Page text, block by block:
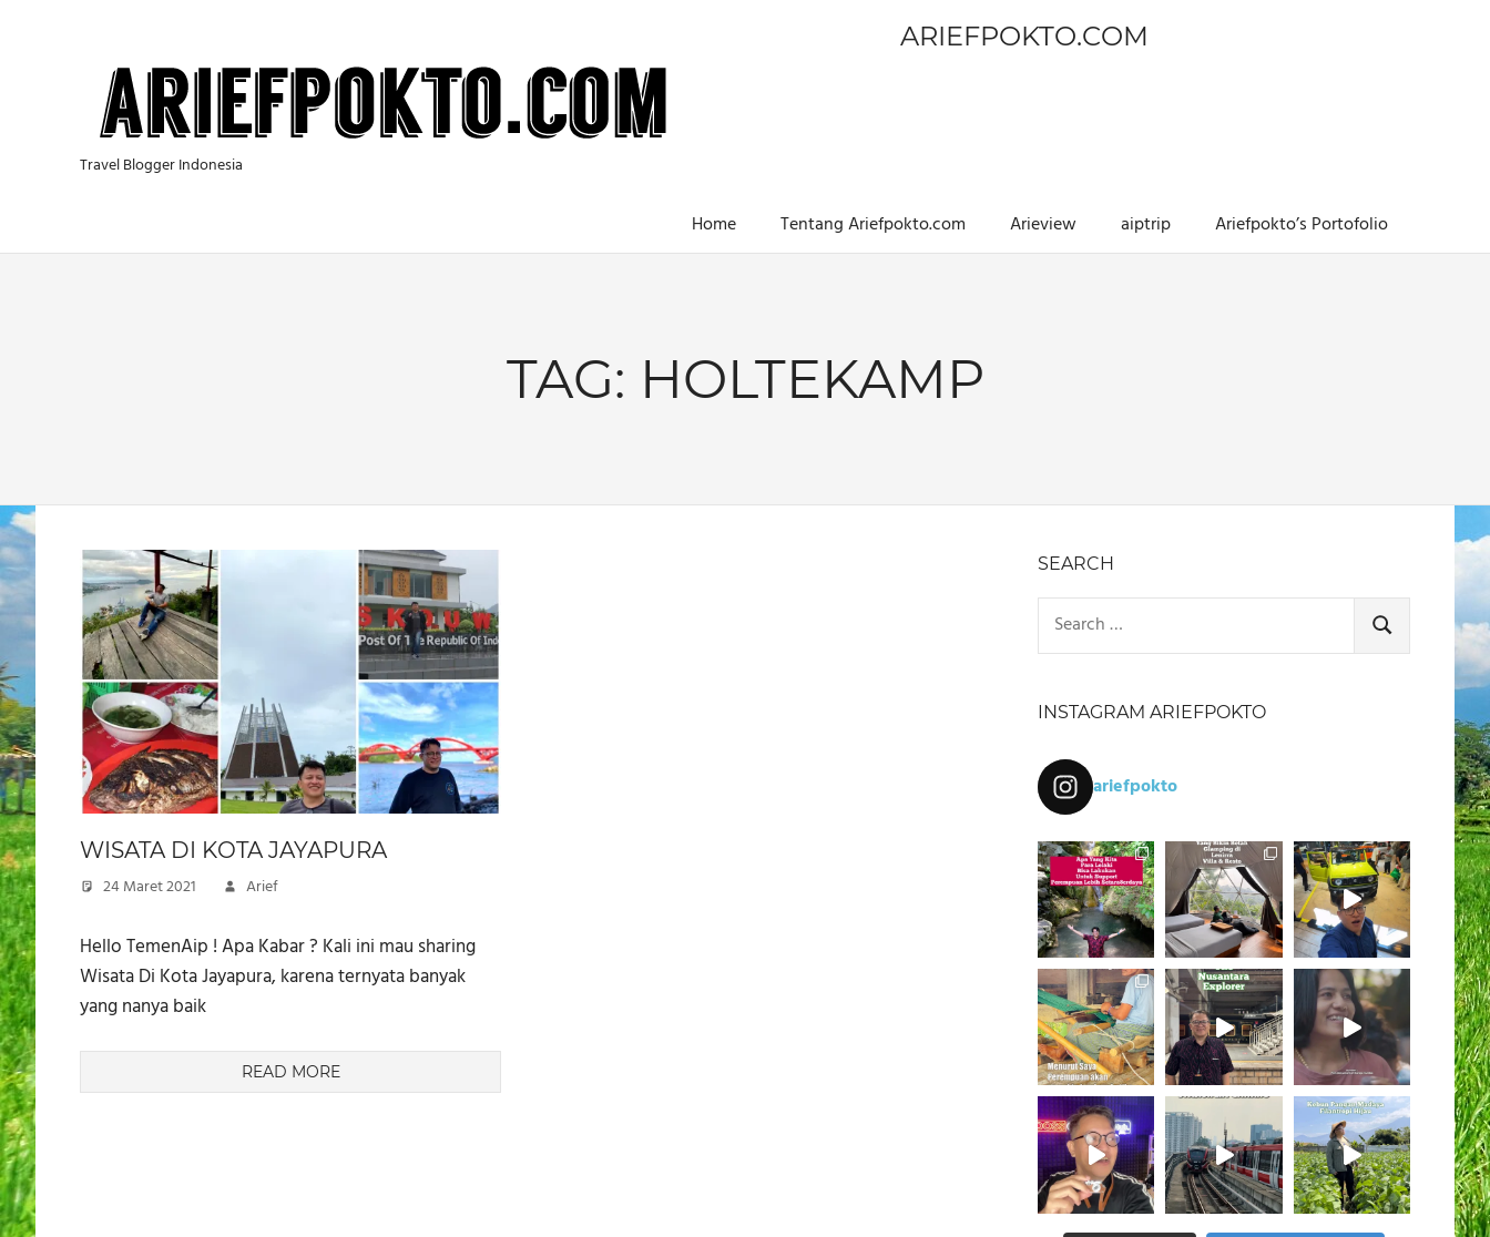
ARIEFPOKTO.COM
Travel Blogger Indonesia
Home Tentang Ariefpokto.com Arieview aiptrip Ariefpokto’s Portofolio
TAG: HOLTEKAMP
WISATA DI KOTA JAYAPURA
24 Maret 2021 Arief
Hello TemenAip ! Apa Kabar ? Kali ini mau sharing
Wisata Di Kota Jayapura, karena ternyata banyak
yang nanya baik
READ MORE
SEARCH
Search
for:
SEARCH
INSTAGRAM ARIEFPOKTO
ariefpokto